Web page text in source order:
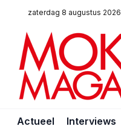
zaterdag 8 augustus 2026
Actueel Interviews